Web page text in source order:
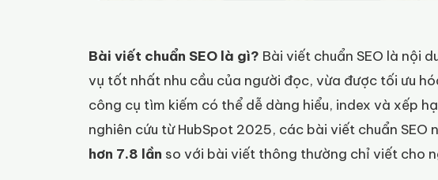
Bài viết chuẩn SEO là gì? Bài viết chuẩn SEO là nội
vụ tốt nhất nhu cầu của người đọc, vừa được tối ưu
công cụ tìm kiếm có thể dễ dàng hiểu, index và xếp
nghiên cứu từ HubSpot 2025, các bài viết chuẩn SEO
hơn 7.8 lần so với bài viết thông thường chỉ viết cho